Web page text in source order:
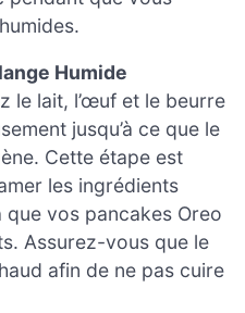
Humide
le lait, l’œuf et le beurre
jusqu’à ce que le
Cette étape est
les ingrédients
vos pancakes Oreo
Assurez-vous que le
afin de ne pas cuire